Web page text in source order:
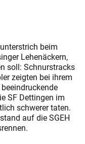
beim
Lehenäckern,
soll: Schnurstracks
zeigten bei ihrem
SF Dettingen im
schwerer taten.
auf die SGEH